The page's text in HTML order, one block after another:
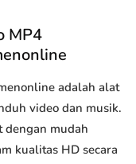
MP4
adalah alat
video dan musik.
dengan mudah
kualitas HD secara